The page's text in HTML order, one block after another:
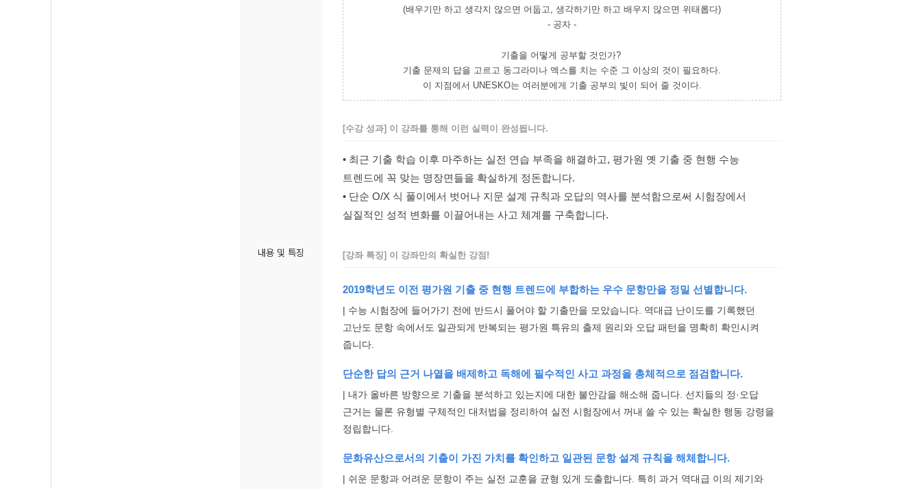
내용 및 특징
(배우기만 하고 생각지 않으면 어둡고, 생각하기만 하고 배우지 않으면 위태롭다)
- 공자 -
기출을 어떻게 공부할 것인가?
기출 문제의 답을 고르고 동그라미나 엑스를 치는 수준 그 이상의 것이 필요하다.
이 지점에서 UNESKO는 여러분에게 기출 공부의 빛이 되어 줄 것이다.
[수강 성과] 이 강좌를 통해 이런 실력이 완성됩니다.
• 최근 기출 학습 이후 마주하는 실전 연습 부족을 해결하고, 평가원 옛 기출 중 현행 수능
트렌드에 꼭 맞는 명장면들을 확실하게 정돈합니다.
• 단순 O/X 식 풀이에서 벗어나 지문 설계 규칙과 오답의 역사를 분석함으로써 시험장에서
실질적인 성적 변화를 이끌어내는 사고 체계를 구축합니다.
[강좌 특징] 이 강좌만의 확실한 강점!
2019학년도 이전 평가원 기출 중 현행 트렌드에 부합하는 우수 문항만을 정밀 선별합니다.
| 수능 시험장에 들어가기 전에 반드시 풀어야 할 기출만을 모았습니다. 역대급 난이도를 기록했던
고난도 문항 속에서도 일관되게 반복되는 평가원 특유의 출제 원리와 오답 패턴을 명확히 확인시켜
줍니다.
단순한 답의 근거 나열을 배제하고 독해에 필수적인 사고 과정을 총체적으로 점검합니다.
| 내가 올바른 방향으로 기출을 분석하고 있는지에 대한 불안감을 해소해 줍니다. 선지들의 정·오답
근거는 물론 유형별 구체적인 대처법을 정리하여 실전 시험장에서 꺼내 쓸 수 있는 확실한 행동 강령을
정립합니다.
문화유산으로서의 기출이 가진 가치를 확인하고 일관된 문항 설계 규칙을 해체합니다.
| 쉬운 문항과 어려운 문항이 주는 실전 교훈을 균형 있게 도출합니다. 특히 과거 역대급 이의 제기와